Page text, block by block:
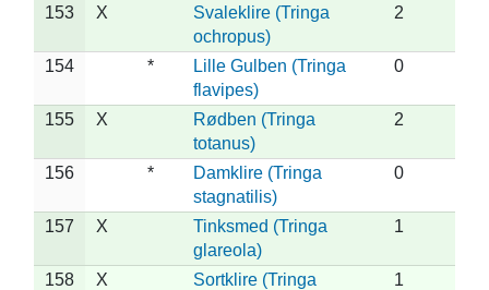
153 X
Svaleklire (Tringa
ochropus)
2
154 *
Lille Gulben (Tringa
flavipes)
0
155 X
Rødben (Tringa
totanus)
2
156 *
Damklire (Tringa
stagnatilis)
0
157 X
Tinksmed (Tringa
glareola)
1
158 X
Sortklire (Tringa
1